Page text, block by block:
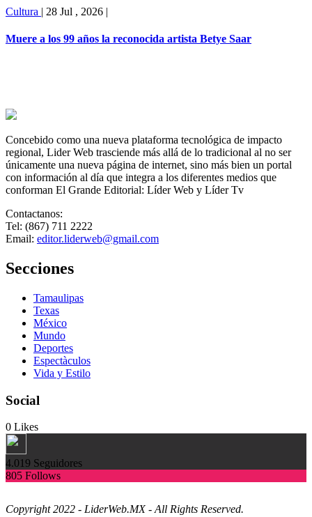
Cultura | 28 Jul , 2026 |
Muere a los 99 años la reconocida artista Betye Saar
Concebido como una nueva plataforma tecnológica de impacto
regional, Lider Web trasciende más allá de lo tradicional al no ser
únicamente una nueva página de internet, sino más bien un portal
con información al día que integra a los diferentes medios que
conforman El Grande Editorial: Líder Web y Líder Tv
Contactanos:
Tel: (867) 711 2222
Email: editor.liderweb@gmail.com
Secciones
Tamaulipas
Texas
México
Mundo
Deportes
Espectàculos
Vida y Estilo
Social
0 Likes
4.019 Seguidores
805 Follows
Copyright 2022 - LiderWeb.MX - All Rights Reserved.